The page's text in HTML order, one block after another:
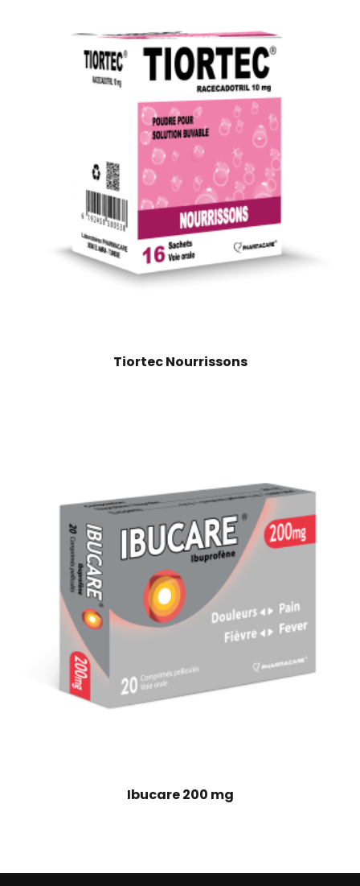
Tiortec Nourrissons
Ibucare 200 mg